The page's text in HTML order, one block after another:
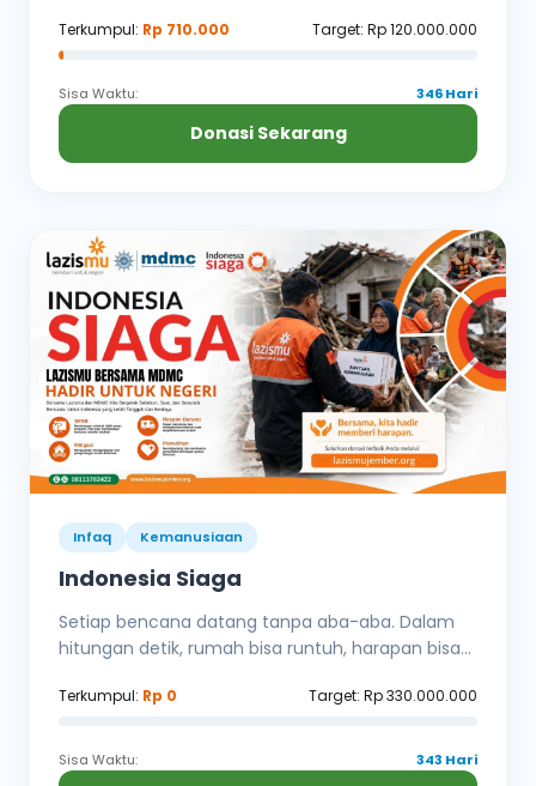
Terkumpul: Rp 710.000 Target: Rp 120.000.000
Sisa Waktu: 346 Hari
Donasi Sekarang
Infaq Kemanusiaan
Indonesia Siaga
Setiap bencana datang tanpa aba-aba. Dalam
hitungan detik, rumah bisa runtuh, harapan bisa...
Terkumpul: Rp 0 Target: Rp 330.000.000
Sisa Waktu: 343 Hari